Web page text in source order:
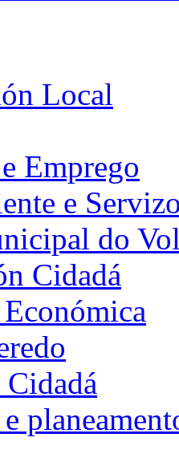
Local
Emprego
e
do
Cidadá
Cidadá